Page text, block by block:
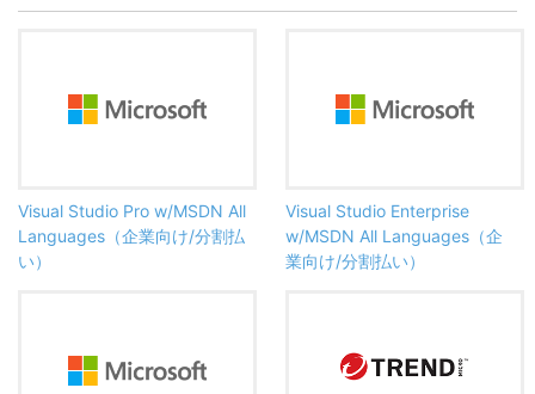
Visual Studio Pro w/MSDN All
Languages（企業向け/分割払
い）
Visual Studio Enterprise
w/MSDN All Languages（企
業向け/分割払い）